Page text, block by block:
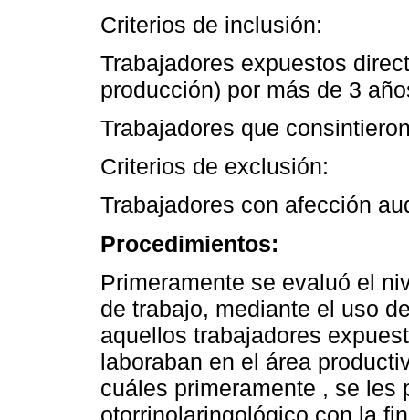
Criterios de inclusión:
Trabajadores expuestos
producción) por más de 3
Trabajadores que
Criterios de exclusión:
Trabajadores con afección
Procedimientos:
Primeramente se evaluó el
de trabajo, mediante el uso
aquellos trabajadores
laboraban en el área
cuáles primeramente , se les
otorrinolaringológico con la